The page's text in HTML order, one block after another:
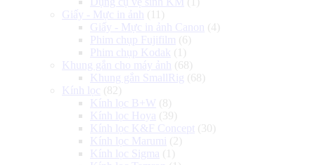
Giấy - Mực in ảnh
(11)
Giấy - Mực in ảnh Canon
(4)
Phim chụp Fujifilm (6)
Phim chụp Kodak (1)
Khung gắn cho máy ảnh
(68)
Khung gắn SmallRig (68)
Kính lọc (82)
Kính lọc B+W (8)
Kính lọc Hoya (39)
Kính lọc K&F Concept (30)
Kính lọc Marumi (2)
Kính lọc Sigma (1)